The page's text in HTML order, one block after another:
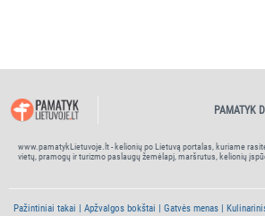
www.pamatykLietuvoje.lt - kelionių po Lietuvą portalas, kuriame
vietų, pramogų ir turizmo paslaugų žemėlapį, maršrutus, kelionių
PAMATYK
Pažintiniai takai Apžvalgos bokštai Gatvės menas